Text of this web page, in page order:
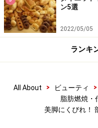
ン5選
2022/05/05
ランキ
All About > ビューティ >
脂肪燃焼・
美脚にくびれ！